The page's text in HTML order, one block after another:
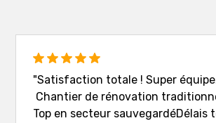
"Satisfaction totale ! Super
Chantier de rénovation
Top en secteur sauvegardéDélais